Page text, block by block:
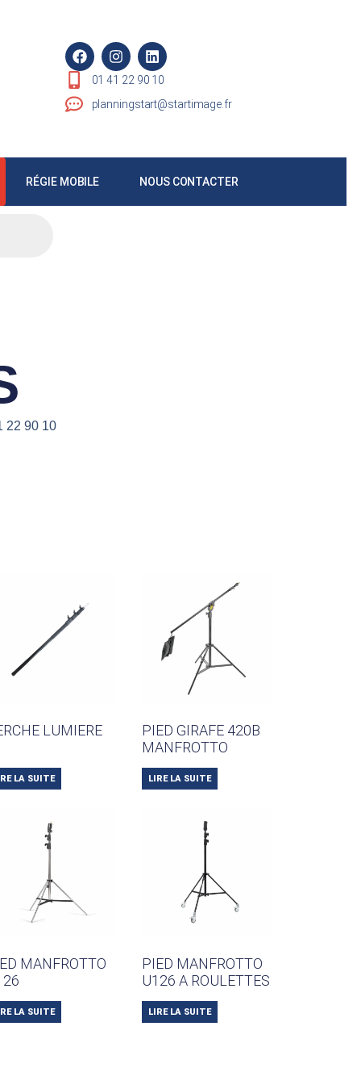
01 41 22 90 10
planningstart@startimage.fr
RÉGIE MOBILE NOUS CONTACTER
22 90 10
LUMIERE
LA SUITE
PIED GIRAFE 420B
MANFROTTO
LIRE LA SUITE
MANFROTTO
LA SUITE
PIED MANFROTTO
U126 A ROULETTES
LIRE LA SUITE